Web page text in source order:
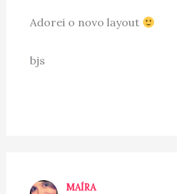
Adorei o novo layout
bjs
MAÍRA